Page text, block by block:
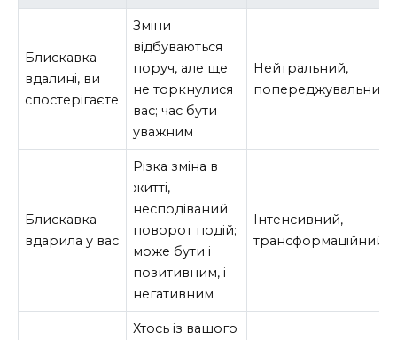
Блискавка
вдалині, ви
спостерігаєте
Зміни
відбуваються
поруч, але ще
не торкнулися
вас; час бути
уважним
Нейтральний,
попереджувальний
Блискавка
вдарила у вас
Різка зміна в
житті,
несподіваний
поворот подій;
може бути і
позитивним, і
негативним
Інтенсивний,
трансформаційний
Хтось із вашого